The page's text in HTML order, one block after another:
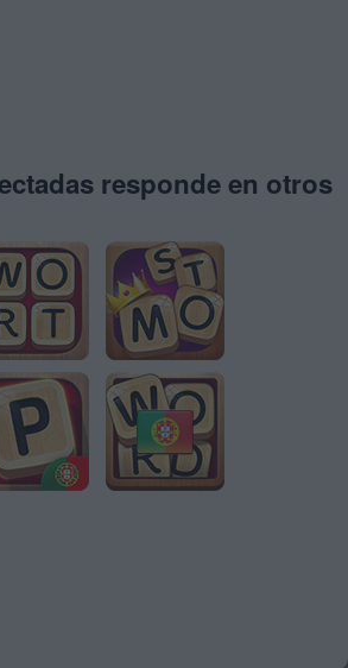
responde en otros